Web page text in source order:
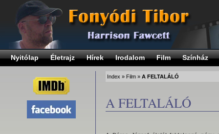
Nyitólap Életrajz Hírek Irodalom Film Színház
Index » Film » A FELTALÁLÓ
A FELTALÁLÓ